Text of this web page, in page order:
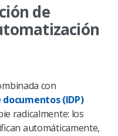
de
con
(IDP)
radicalmente: los
automáticamente,